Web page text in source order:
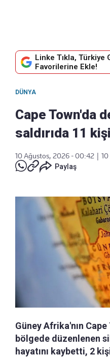
Linke Tıkla, Türkiye
Favorilerine Ekle!
DÜNYA
Cape Town'da
saldırıda 11
10 Ağustos, 2026 - 00:42
Paylaş
Güney Afrika'nın
bölgede düzenlenen
hayatını kaybetti, 2